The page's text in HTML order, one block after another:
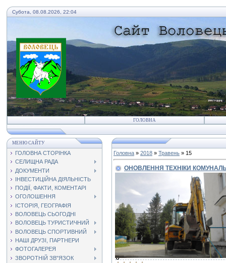
Субота, 08.08.2026, 22:04
ГОЛОВНА
МЕНЮ САЙТУ
ГОЛОВНА СТОРІНКА
СЕЛИЩНА РАДА
ДОКУМЕНТИ
ІНВЕСТИЦІЙНА ДІЯЛЬНІСТЬ
ПОДІЇ, ФАКТИ, КОМЕНТАРІ
ОГОЛОШЕННЯ
ІСТОРІЯ, ГЕОГРАФІЯ
ВОЛОВЕЦЬ СЬОГОДНІ
ВОЛОВЕЦЬ ТУРИСТИЧНИЙ
ВОЛОВЕЦЬ СПОРТИВНИЙ
НАШІ ДРУЗІ, ПАРТНЕРИ
ФОТОГАЛЕРЕЯ
ЗВОРОТНІЙ ЗВ"ЯЗОК
Головна » 2018 » Травень » 15
ОНОВЛЕННЯ ТЕХНІКИ